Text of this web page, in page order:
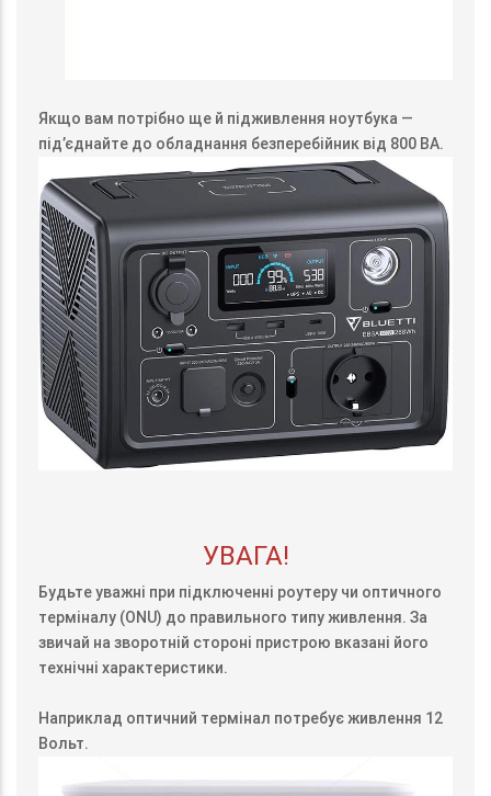
Якщо вам потрібно ще й підживлення ноутбука —
під’єднайте до обладнання безперебійник від 800 ВА.
УВАГА!
Будьте уважні при підключенні роутеру чи оптичного
терміналу (ONU) до правильного типу живлення. За
звичай на зворотній стороні пристрою вказані його
технічні характеристики.
Наприклад оптичний термінал потребує живлення 12
Вольт.